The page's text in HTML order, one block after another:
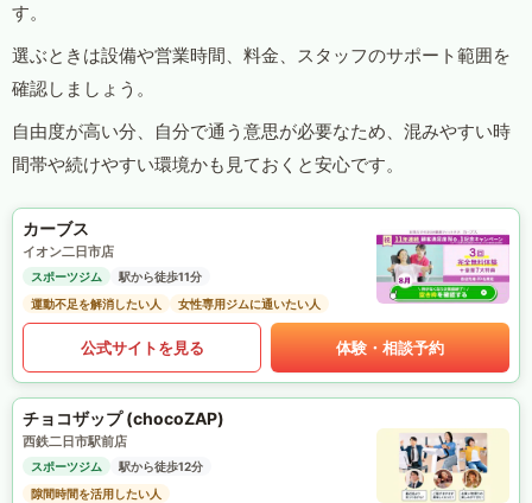
す。
選ぶときは設備や営業時間、料金、スタッフのサポート範囲を
確認しましょう。
自由度が高い分、自分で通う意思が必要なため、混みやすい時
間帯や続けやすい環境かも見ておくと安心です。
カーブス
イオン二日市店
スポーツジム
駅から徒歩11分
運動不足を解消したい人
女性専用ジムに通いたい人
公式サイトを見る 体験・相談予約
チョコザップ (chocoZAP)
西鉄二日市駅前店
スポーツジム
駅から徒歩12分
隙間時間を活用したい人